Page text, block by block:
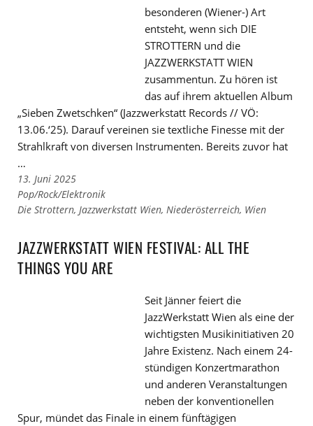
besonderen (Wiener-) Art
entsteht, wenn sich DIE
STROTTERN und die
JAZZWERKSTATT WIEN
zusammentun. Zu hören ist
das auf ihrem aktuellen Album
„Sieben Zwetschken“ (Jazzwerkstatt Records // VÖ:
13.06.‘25). Darauf vereinen sie textliche Finesse mit der
Strahlkraft von diversen Instrumenten. Bereits zuvor hat
…
13. Juni 2025
Links
zu
Kategorien
Pop/Rock/Elektronik
Links
den
Tags
Die Strottern, Jazzwerkstatt Wien, Niederösterreich, Wien
JAZZWERKSTATT WIEN FESTIVAL: ALL THE
THINGS YOU ARE
Seit Jänner feiert die
JazzWerkstatt Wien als eine der
wichtigsten Musikinitiativen 20
Jahre Existenz. Nach einem 24-
stündigen Konzertmarathon
und anderen Veranstaltungen
neben der konventionellen
Spur, mündet das Finale in einem fünftägigen